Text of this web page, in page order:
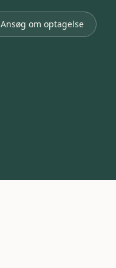
Ansøg om optagelse